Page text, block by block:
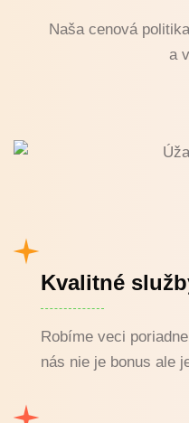
Naša cenová
a
Kvalitné
Robíme veci
nás nie je bonus ale